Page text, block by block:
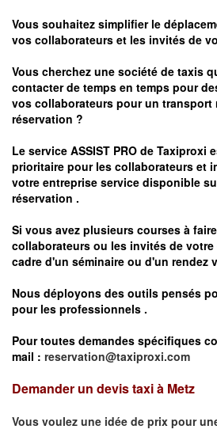
Vous souhaitez simplifier le
vos collaborateurs et les invités de
Vous cherchez une société de taxis
contacter de temps en temps pour
vos collaborateurs pour un transport
réservation ?
Le service ASSIST PRO de Taxiproxi
prioritaire pour les collaborateurs et
votre entreprise service disponible
réservation .
Si vous avez plusieurs courses à
collaborateurs ou les invités de
cadre d'un séminaire ou d'un rendez
Nous déployons des outils pensés
pour les professionnels .
Pour toutes demandes spécifiques
mail : reservation@taxiproxi.com
Demander un devis taxi à Metz
Vous voulez une idée de prix pour